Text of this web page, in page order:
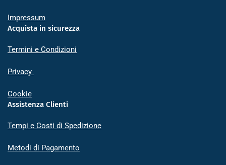
Impressum
Acquista in sicurezza
Termini e Condizioni
Privacy
Cookie
Assistenza Clienti
Tempi e Costi di Spedizione
Metodi di Pagamento